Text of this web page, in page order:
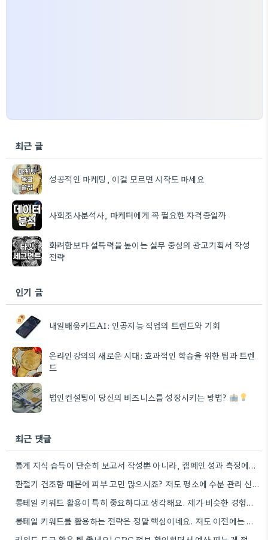
최근 글
성공적인 마케팅, 이걸 모르면 시작도 마세요
사회조사분석사, 마케터에게 꼭 필요한 자격증일까
화려함보다 설득력을 높이는 실무 중심의 광고기획서 작성
전략
인기 글
내일배움카드AI: 인공지능 직업의 트렌드와 기회
온라인강의의 새로운 시대: 효과적인 학습을 위한 팁과 트렌
드
법인컨설팅이 당신의 비즈니스를 성장시키는 방법?
최근 댓글
통계 지식 습득이 단순히 보고서 작성뿐 아니라, 캠페인 성과 측정에도 도움이 된다니 흥미롭네요.
환절기 건조함 때문에 피부 고민 많으시죠? 저도 평소에 수분 관리 신경 쓰느라 시간 오래 뺏깁니다.
롱테일 키워드 활용이 특히 중요하다고 생각해요. 제가 비슷한 경험을 할 때, 너무 일반적인 키워드에 집중했더니…
롱테일 키워드를 활용하는 전략은 정말 핵심이네요. 저도 이전에는 너무 넓은 범위의 키워드에 집중해서 예산을 낭비했던…